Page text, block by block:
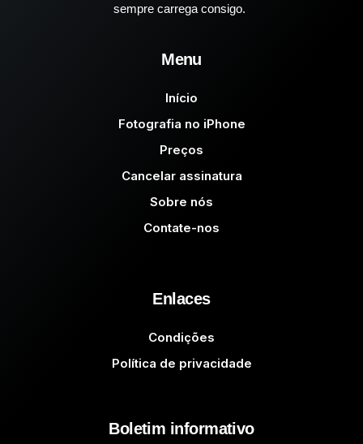
sempre carrega consigo.
Menu
Início
Fotografia no iPhone
Preços
Cancelar assinatura
Sobre nós
Contate-nos
Enlaces
Condições
Política de privacidade
Boletim informativo